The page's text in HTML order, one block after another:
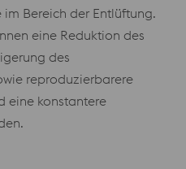
Bereich der Entlüftung.
eine Reduktion des
des
reproduzierbarere
eine konstantere